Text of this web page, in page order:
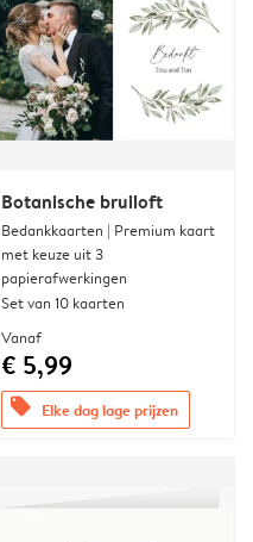
Botanische bruiloft
Bedankkaarten | Premium kaart
met keuze uit 3
papierafwerkingen
Set van 10 kaarten
Vanaf
€ 5,99
offers Elke dag lage prijzen